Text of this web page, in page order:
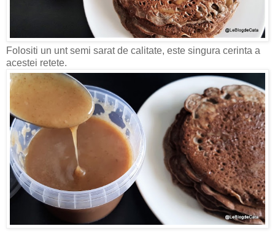
Folositi un unt semi sarat de calitate, este singura cerinta a
acestei retete.